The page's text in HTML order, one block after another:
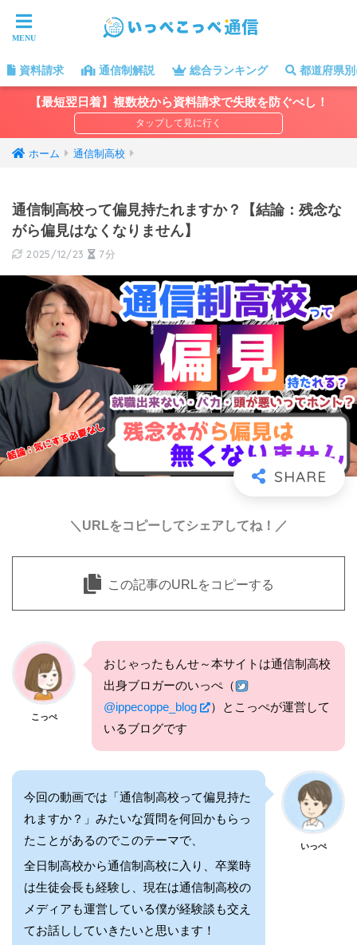
資料請求 通信制解説 総合ランキング 都道府県
【最短翌日着】複数校から資料請求で失敗を防ぐべし！
ホーム 通信制高校
通信制高校って偏見持たれますか？【結論：残念な
がら偏見はなくなりません】
2025/12/23 7分
＼URLをコピーしてシェアしてね！／
この記事のURLをコピーする
こっぺ
おじゃったもんせ～本サイトは通信制高校
出身ブロガーのいっぺ（
@ippecoppe_blog
）とこっぺが運営して
いるブログです
今回の動画では「通信制高校って偏見持た
れますか？」みたいな質問を何回かもらっ
たことがあるのでこのテーマで、
全日制高校から通信制高校に入り、卒業時
は生徒会長も経験し、現在は通信制高校の
メディアも運営している僕が経験談も交え
てお話ししていきたいと思います！
いっぺ